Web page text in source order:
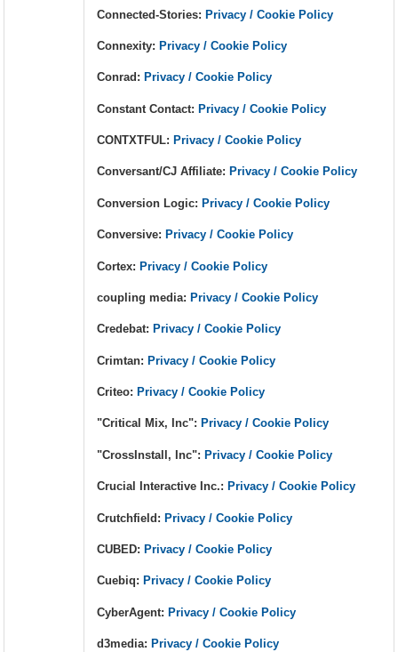
Connected-Stories:Privacy / Cookie Policy
Connexity: Privacy / Cookie Policy
Conrad: Privacy / Cookie Policy
Constant Contact:Privacy / Cookie Policy
CONTXTFUL: Privacy / Cookie Policy
Conversant/CJ Affiliate: Privacy / Cookie Policy
Conversion Logic: Privacy / Cookie Policy
Conversive: Privacy / Cookie Policy
Cortex:Privacy / Cookie Policy
coupling media: Privacy / Cookie Policy
Credebat: Privacy / Cookie Policy
Crimtan:Privacy / Cookie Policy
Criteo: Privacy / Cookie Policy
"Critical Mix, Inc": Privacy / Cookie Policy
"CrossInstall, Inc": Privacy / Cookie Policy
Crucial Interactive Inc.: Privacy / Cookie Policy
Crutchfield:Privacy / Cookie Policy
CUBED: Privacy / Cookie Policy
Cuebiq: Privacy / Cookie Policy
CyberAgent:Privacy / Cookie Policy
d3media: Privacy / Cookie Policy